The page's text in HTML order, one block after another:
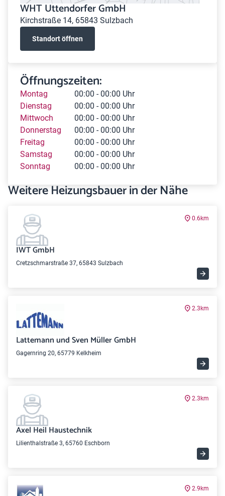
WHT Uttendorfer GmbH
Kirchstraße 14, 65843 Sulzbach
Standort öffnen
Öffnungszeiten:
Montag
00:00 - 00:00 Uhr
Dienstag
00:00 - 00:00 Uhr
Mittwoch
00:00 - 00:00 Uhr
Donnerstag
00:00 - 00:00 Uhr
Freitag
00:00 - 00:00 Uhr
Samstag
00:00 - 00:00 Uhr
Sonntag
00:00 - 00:00 Uhr
Weitere Heizungsbauer in der Nähe
0.6km
IWT GmbH
Cretzschmarstraße 37, 65843 Sulzbach
2.3km
Lattemann und Sven Müller GmbH
Gagernring 20, 65779 Kelkheim
2.3km
Axel Heil Haustechnik
Lilienthalstraße 3, 65760 Eschborn
2.9km